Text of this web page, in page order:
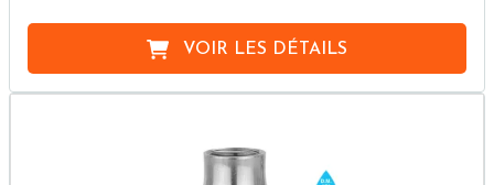
VOIR LES DÉTAILS